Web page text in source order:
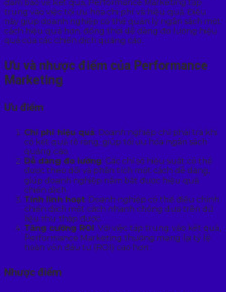
đảm bảo về kết quả, Performance Marketing tập
trung vào việc tối ưu hóa chi phí và hiệu quả. Điều
này giúp doanh nghiệp có thể quản lý ngân sách một
cách hiệu quả hơn, đồng thời dễ dàng đo lường hiệu
quả của các chiến dịch quảng cáo.
Ưu và nhược điểm của Performance
Marketing
Ưu điểm
Chi phí hiệu quả: Doanh nghiệp chỉ phải trả khi
có kết quả rõ ràng, giúp tối ưu hóa ngân sách
quảng cáo.
Dễ dàng đo lường: Các chỉ số hiệu suất có thể
được theo dõi và phân tích một cách dễ dàng,
giúp doanh nghiệp nắm bắt được hiệu quả
chiến dịch.
Tính linh hoạt: Doanh nghiệp có thể điều chỉnh
chiến dịch một cách nhanh chóng dựa trên dữ
liệu thu thập được.
Tăng cường ROI : Với việc tập trung vào kết quả,
Performance Marketing thường mang lại tỷ lệ
hoàn vốn đầu tư (ROI) cao hơn.
Nhược điểm